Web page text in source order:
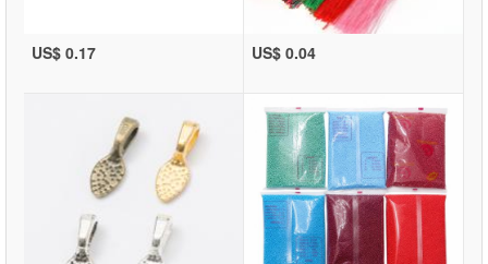
US$ 0.17 US$ 0.04